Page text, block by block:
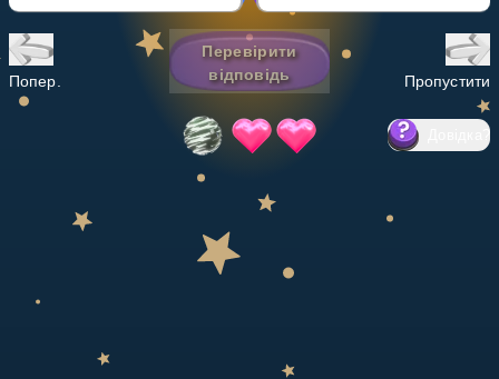
Попер.
Перевірити
відповідь
Пропустити
?